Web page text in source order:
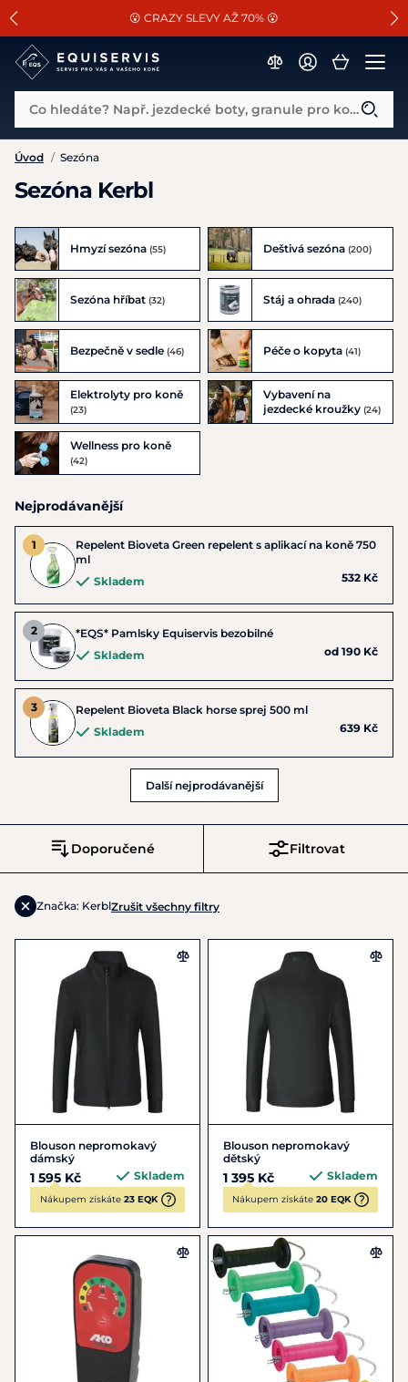
SLEVA 13% na vše od Cassini!
😮 CRAZY SLEVY AŽ 70% 😮
📐Pasování a doplňky k vybraným sedlům ZDARMA 🐴
Co hledáte? Např. jezdecké boty, granule pro koně...
Úvod / Sezóna
Sezóna Kerbl
Hmyzí sezóna (55) Deštivá sezóna (200)
Sezóna hříbat (32) Stáj a ohrada (240)
Bezpečně v sedle (46) Péče o kopyta (41)
Elektrolyty pro koně
(23)
Vybavení na
jezdecké kroužky (24)
Wellness pro koně
(42)
Nejprodávanější
Repelent Bioveta Green repelent s aplikací na koně 750
ml
Skladem
532 Kč
*EQS* Pamlsky Equiservis bezobilné
Skladem
od 190 Kč
Repelent Bioveta Black horse sprej 500 ml
Skladem
639 Kč
Další nejprodávanější
Filtrovat
Doporučené
Značka: KerblZrušit všechny filtry
Blouson nepromokavý
dámský
1 595 Kč Skladem
Nákupem získáte 23 EQK
Blouson nepromokavý
dětský
1 395 Kč Skladem
Nákupem získáte 20 EQK